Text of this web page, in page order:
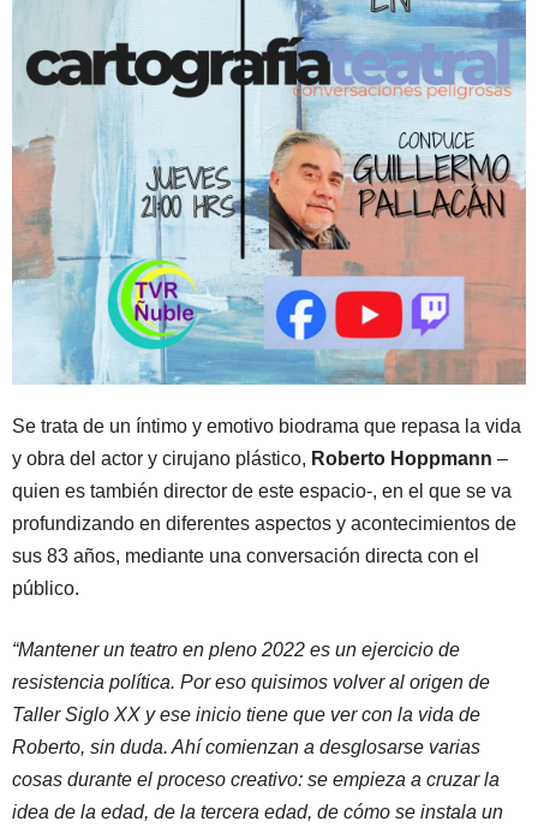
Se trata de un íntimo y emotivo biodrama que repasa la vida
y obra del actor y cirujano plástico, Roberto Hoppmann –
quien es también director de este espacio-, en el que se va
profundizando en diferentes aspectos y acontecimientos de
sus 83 años, mediante una conversación directa con el
público.
“Mantener un teatro en pleno 2022 es un ejercicio de
resistencia política. Por eso quisimos volver al origen de
Taller Siglo XX y ese inicio tiene que ver con la vida de
Roberto, sin duda. Ahí comienzan a desglosarse varias
cosas durante el proceso creativo: se empieza a cruzar la
idea de la edad, de la tercera edad, de cómo se instala un